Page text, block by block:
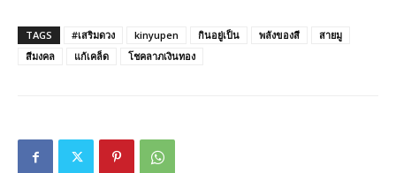
TAGS #เสริมดวง kinyupen กินอยู่เป็น พลังของสี
สายมู
สีมงคล
แก้เคล็ด โชคลาภเงินทอง